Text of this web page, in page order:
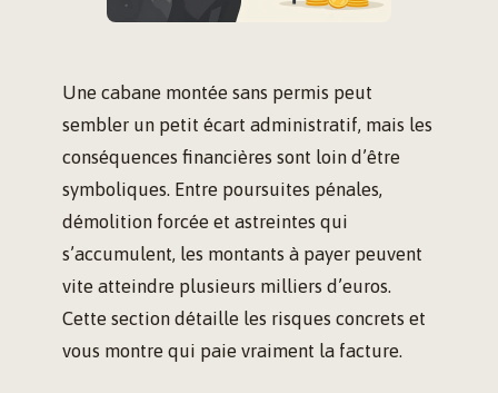
Une cabane montée sans permis peut
sembler un petit écart administratif, mais les
conséquences financières sont loin d’être
symboliques. Entre poursuites pénales,
démolition forcée et astreintes qui
s’accumulent, les montants à payer peuvent
vite atteindre plusieurs milliers d’euros.
Cette section détaille les risques concrets et
vous montre qui paie vraiment la facture.